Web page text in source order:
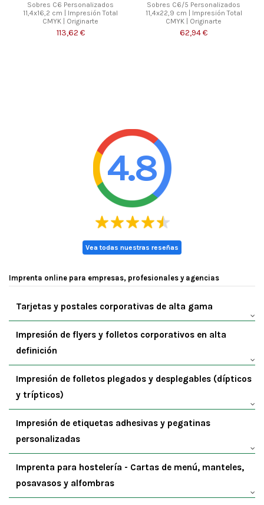
Sobres C6 Personalizados
11,4x16,2 cm | Impresión Total
CMYK | Originarte
113,62 €
Sobres C6/5 Personalizados
11,4x22,9 cm | Impresión Total
CMYK | Originarte
62,94 €
4.8
Vea todas nuestras reseñas
Imprenta online para empresas, profesionales y agencias
Tarjetas y postales corporativas de alta gama
Impresión de flyers y folletos corporativos en alta
definición
Impresión de folletos plegados y desplegables (dípticos
y trípticos)
Impresión de etiquetas adhesivas y pegatinas
personalizadas
Imprenta para hostelería - Cartas de menú, manteles,
posavasos y alfombras